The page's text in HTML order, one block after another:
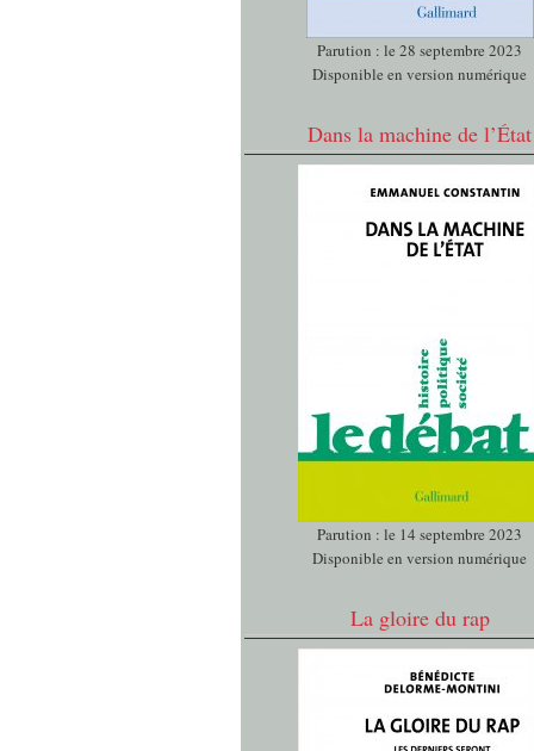
Parution : le 28 septembre 2023
Disponible en version numérique
Dans la machine de l’État
Parution : le 14 septembre 2023
Disponible en version numérique
La gloire du rap